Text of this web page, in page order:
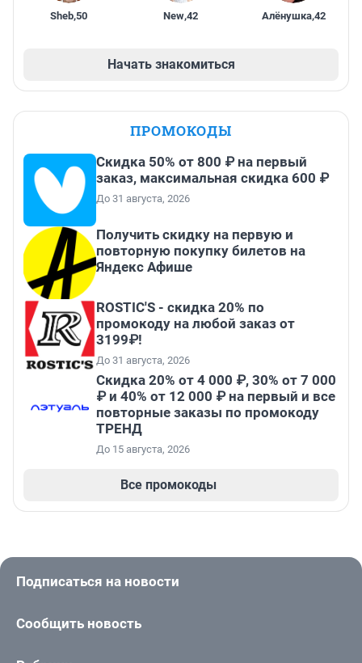
Sheb,50 New,42 Алёнушка,42
Начать знакомиться
ПРОМОКОДЫ
Скидка 50% от 800 ₽ на первый
заказ, максимальная скидка 600 ₽
До 31 августа, 2026
Получить скидку на первую и
повторную покупку билетов на
Яндекс Афише
ROSTIC'S - скидка 20% по
промокоду на любой заказ от
3199₽!
До 31 августа, 2026
Скидка 20% от 4 000 ₽, 30% от 7 000
₽ и 40% от 12 000 ₽ на первый и все
повторные заказы по промокоду
ТРЕНД
До 15 августа, 2026
Все промокоды
Подписаться на новости
Сообщить новость